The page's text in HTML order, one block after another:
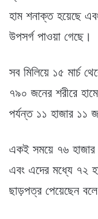
হাম শনাক্ত হয়েছে
উপসর্গ পাওয়া গেছে।
সব মিলিয়ে ১৫ মার্চ
৭৯০ জনের শরীরে
পর্যন্ত ১১ হাজার ১১
একই সময়ে ৭৬ হাজার
এবং এদের মধ্যে ৭২
ছাড়পত্র পেয়েছেন